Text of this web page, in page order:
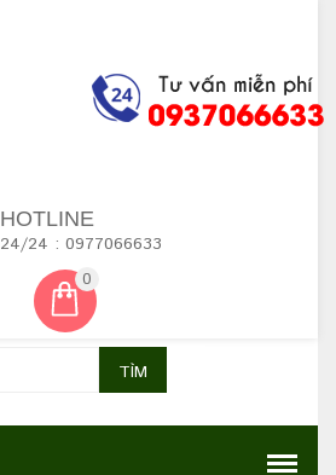
HOTLINE
24/24 : 0977066633
0
TÌM